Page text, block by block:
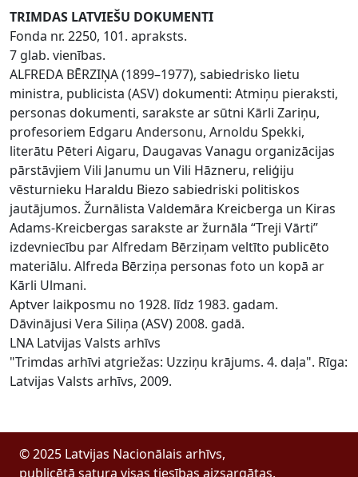
TRIMDAS LATVIEŠU DOKUMENTI
Fonda nr. 2250, 101. apraksts.
7 glab. vienības.
ALFREDA BĒRZIŅA (1899–1977), sabiedrisko lietu
ministra, publicista (ASV) dokumenti: Atmiņu pieraksti,
personas dokumenti, sarakste ar sūtni Kārli Zariņu,
profesoriem Edgaru Andersonu, Arnoldu Spekki,
literātu Pēteri Aigaru, Daugavas Vanagu organizācijas
pārstāvjiem Vili Janumu un Vili Hāzneru, reliģiju
vēsturnieku Haraldu Biezo sabiedriski politiskos
jautājumos. Žurnālista Valdemāra Kreicberga un Kiras
Adams-Kreicbergas sarakste ar žurnāla “Treji Vārti”
izdevniecību par Alfredam Bērziņam veltīto publicēto
materiālu. Alfreda Bērziņa personas foto un kopā ar
Kārli Ulmani.
Aptver laikposmu no 1928. līdz 1983. gadam.
Dāvinājusi Vera Siliņa (ASV) 2008. gadā.
LNA Latvijas Valsts arhīvs
"Trimdas arhīvi atgriežas: Uzziņu krājums. 4. daļa". Rīga:
Latvijas Valsts arhīvs, 2009.
© 2025 Latvijas Nacionālais arhīvs,
publicētā satura visas tiesības aizsargātas.